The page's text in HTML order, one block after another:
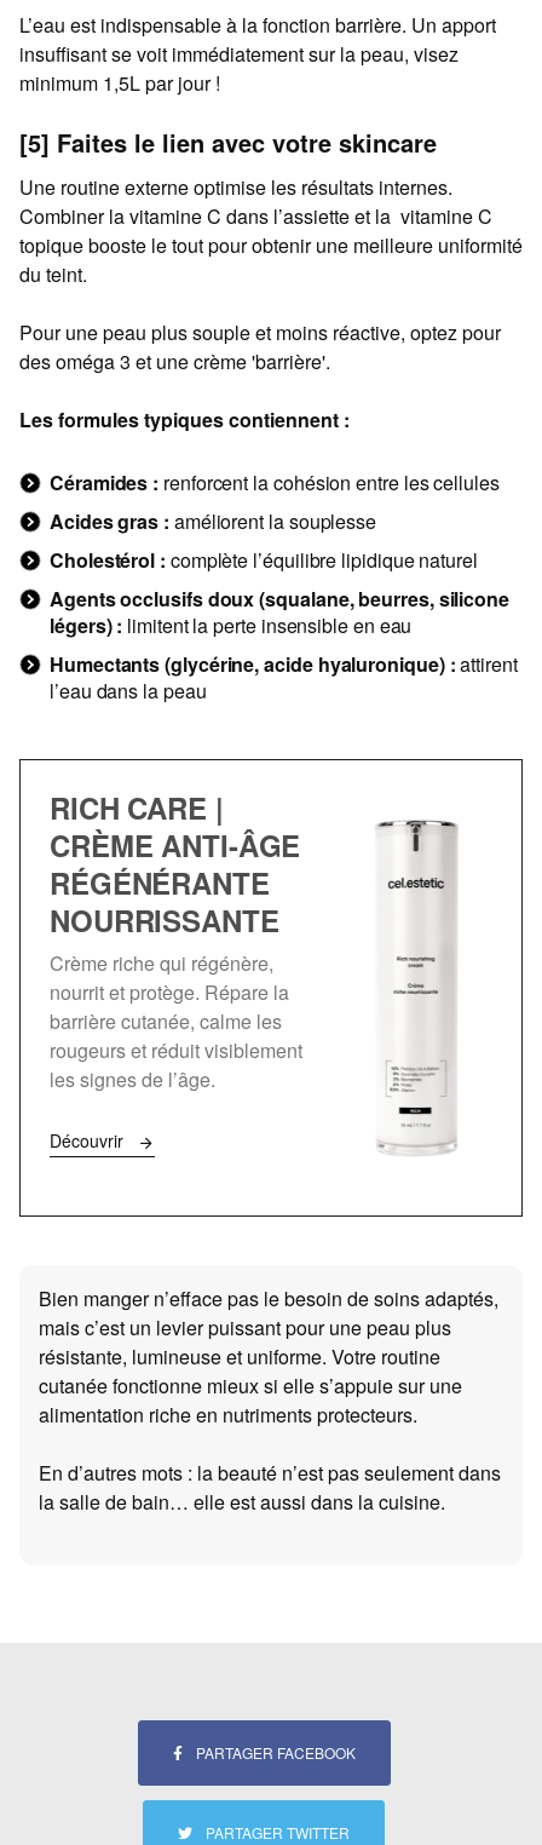
L’eau est indispensable à la fonction barrière. Un apport
insuffisant se voit immédiatement sur la peau, visez
minimum 1,5L par jour !
[5] Faites le lien avec votre skincare
Une routine externe optimise les résultats internes.
Combiner la vitamine C dans l’assiette et la vitamine C
topique booste le tout pour obtenir une meilleure uniformité
du teint.
Pour une peau plus souple et moins réactive, optez pour
des oméga 3 et une crème 'barrière'.
Les formules typiques contiennent :
Céramides : renforcent la cohésion entre les cellules
Acides gras : améliorent la souplesse
Cholestérol : complète l’équilibre lipidique naturel
Agents occlusifs doux (squalane, beurres, silicone
légers) : limitent la perte insensible en eau
Humectants (glycérine, acide hyaluronique) :attirent
l’eau dans la peau
RICH CARE |
CRÈME ANTI-ÂGE
RÉGÉNÉRANTE
NOURRISSANTE
Crème riche qui régénère,
nourrit et protège. Répare la
barrière cutanée, calme les
rougeurs et réduit visiblement
les signes de l’âge.
Découvrir
Bien manger n’efface pas le besoin de soins adaptés,
mais c’est un levier puissant pour une peau plus
résistante, lumineuse et uniforme. Votre routine
cutanée fonctionne mieux si elle s’appuie sur une
alimentation riche en nutriments protecteurs.
En d’autres mots : la beauté n’est pas seulement dans
la salle de bain… elle est aussi dans la cuisine.
PARTAGER FACEBOOK
PARTAGER TWITTER